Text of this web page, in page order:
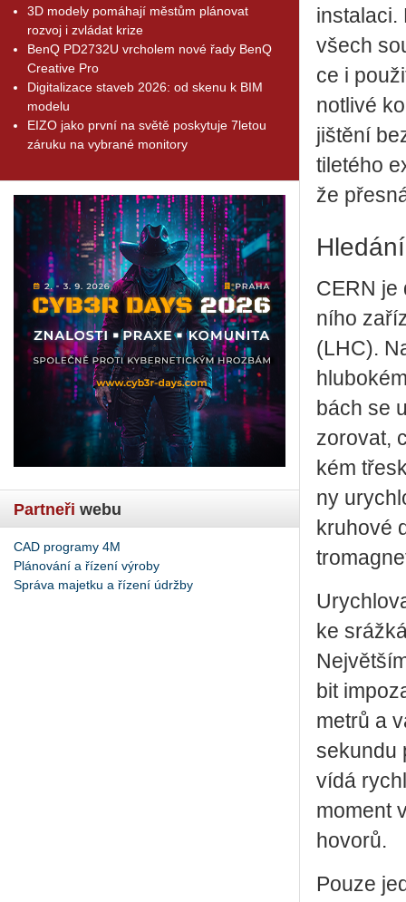
3D modely pomáhají městům plánovat
rozvoj i zvládat krize
BenQ PD2732U vrcholem nové řady BenQ
Creative Pro
Digitalizace staveb 2026: od skenu k BIM
modelu
EIZO jako první na světě poskytuje 7letou
záruku na vybrané monitory
Partneři webu
CAD programy 4M
Plánování a řízení výroby
Správa majetku a řízení údržby
in­sta­la­ci.
všech
ce i
not­li­vé
jiš­tě­ní
ti­le­té­ho
že
CERN je
ní­ho
(LHC).
bách se
zo­ro­vat,
kém
ny
kru­ho­vé
ke
bit
metrů a
sekun­du
ví­dá
mo­ment
ho­vo­rů.
Pouze